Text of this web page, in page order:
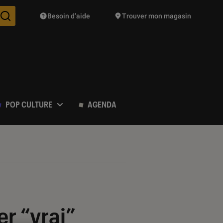
Des suggestions de produits vont vous être proposées
Besoin d’aide Trouver mon magasin
POP CULTURE AGENDA
“vrai”